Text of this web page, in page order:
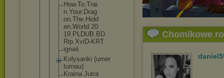
How.To.Trai
n.Your.Drag
on.The.Hidd
en.World.20
19.PLDUB.BD
Rip.XviD-KRT
ignaś
Kolysanki (umer
turnau)
Kraina Jutra
Chomikowe